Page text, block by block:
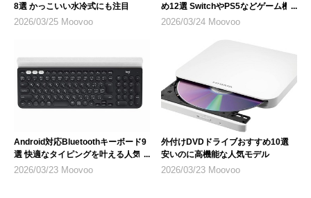
8選 かっこいい水冷式にも注目
2026/03/25 Moovoo
め12選 SwitchやPS5などゲーム機
のテレビ接続にも
2026/03/24 Moovoo
Android対応Bluetoothキーボード9
選 快適なタイピングを叶える人気モ
デル
2026/03/23 Moovoo
外付けDVDドライブおすすめ10選
安いのに高機能な人気モデル
2026/03/23 Moovoo